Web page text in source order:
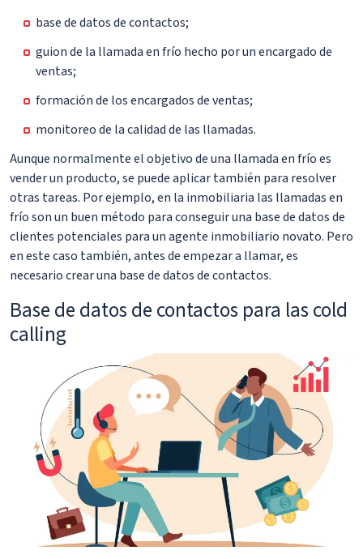
base de datos de contactos;
guion de la llamada en frío hecho por un encargado de
ventas;
formación de los encargados de ventas;
monitoreo de la calidad de las llamadas.
Aunque normalmente el objetivo de una llamada en frío es
vender un producto, se puede aplicar también para resolver
otras tareas. Por ejemplo, en la inmobiliaria las llamadas en
frío son un buen método para conseguir una base de datos de
clientes potenciales para un agente inmobiliario novato. Pero
en este caso también, antes de empezar a llamar, es
necesario crear una base de datos de contactos.
Base de datos de contactos para las cold
calling